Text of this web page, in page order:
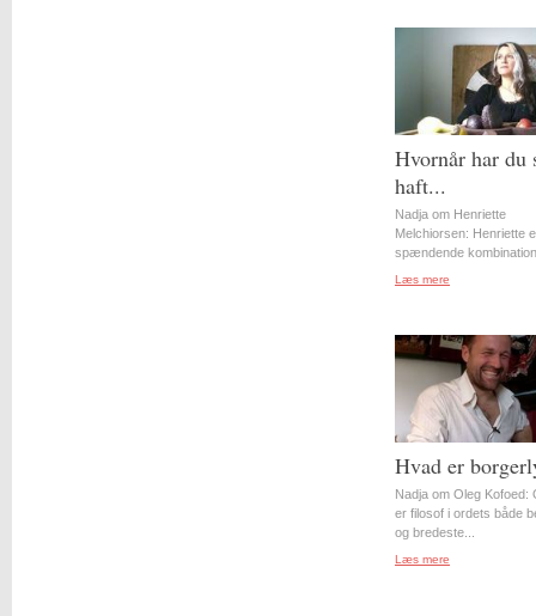
Hvornår har du
haft...
Nadja om Henriette
Melchiorsen: Henriette
spændende
Læs mere
Hvad er
Nadja om Oleg Kofoed:
er filosof i ordets både
og bredeste...
Læs mere